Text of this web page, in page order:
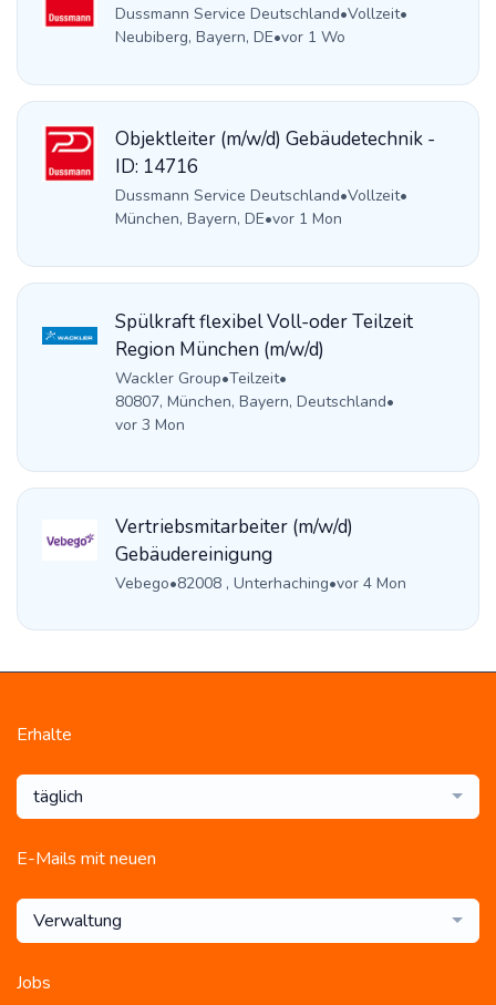
Dussmann Service Deutschland•Vollzeit•
Neubiberg, Bayern, DE•vor 1 Wo
Objektleiter (m/w/d) Gebäudetechnik -
ID: 14716
Dussmann Service Deutschland•Vollzeit•
München, Bayern, DE•vor 1 Mon
Spülkraft flexibel Voll-oder Teilzeit
Region München (m/w/d)
Wackler Group•Teilzeit•
80807, München, Bayern, Deutschland•
vor 3 Mon
Vertriebsmitarbeiter (m/w/d)
Gebäudereinigung
Vebego•82008 , Unterhaching•vor 4 Mon
Erhalte
täglich
E-Mails mit neuen
Verwaltung
Jobs